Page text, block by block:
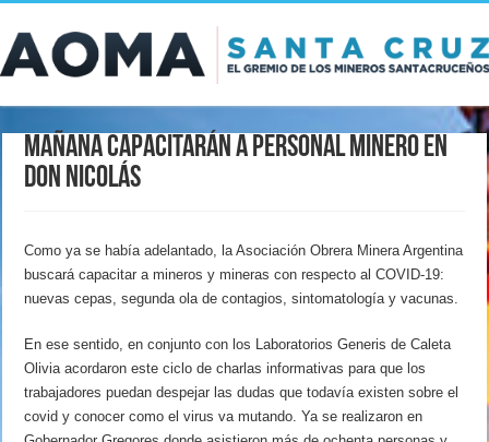
Mañana capacitarán a personal minero en
Don Nicolás
Como ya se había adelantado, la Asociación Obrera Minera Argentina
buscará capacitar a mineros y mineras con respecto al COVID-19:
nuevas cepas, segunda ola de contagios, sintomatología y vacunas.
En ese sentido, en conjunto con los Laboratorios Generis de Caleta
Olivia acordaron este ciclo de charlas informativas para que los
trabajadores puedan despejar las dudas que todavía existen sobre el
covid y conocer como el virus va mutando. Ya se realizaron en